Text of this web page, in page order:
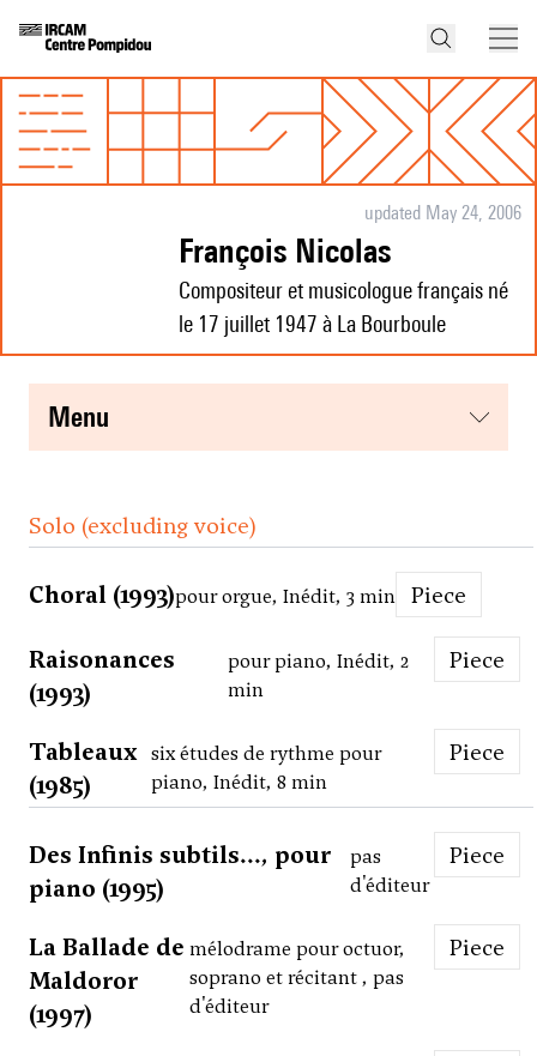
updated May 24, 2006
François Nicolas
Compositeur et musicologue français né
le 17 juillet 1947 à La Bourboule
menu
Solo (excluding voice)
Choral (1993)pour orgue, Inédit, 3 min Piece
Raisonances
(1993)
pour piano, Inédit, 2
min
Piece
Tableaux
(1985)
six études de rythme pour
piano, Inédit, 8 min
Piece
Des Infinis subtils..., pour
piano (1995)
pas
d'éditeur
Piece
La Ballade de
Maldoror
(1997)
mélodrame pour octuor,
soprano et récitant , pas
d'éditeur
Piece